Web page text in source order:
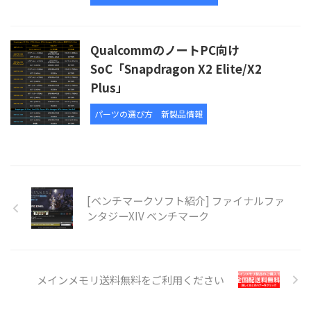
QualcommのノートPC向け
SoC「Snapdragon X2 Elite/X2
Plus」
パーツの選び方 新製品情報
[ベンチマークソフト紹介] ファイナルファ
ンタジーXIV ベンチマーク
メインメモリ送料無料をご利用ください